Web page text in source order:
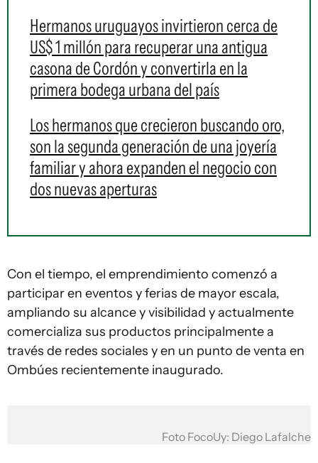
Hermanos uruguayos invirtieron cerca de
US$ 1 millón para recuperar una antigua
casona de Cordón y convertirla en la
primera bodega urbana del país
Los hermanos que crecieron buscando oro,
son la segunda generación de una joyería
familiar y ahora expanden el negocio con
dos nuevas aperturas
Con el tiempo, el emprendimiento comenzó a
participar en eventos y ferias de mayor escala,
ampliando su alcance y visibilidad y actualmente
comercializa sus productos principalmente a
través de redes sociales y en un punto de venta en
Ombúes recientemente inaugurado.
Foto FocoUy: Diego Lafalche